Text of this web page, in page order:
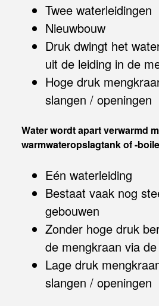
Twee waterleidingen
Nieuwbouw
Druk dwingt het
uit de leiding in de
Hoge druk
slangen / openingen
Water wordt apart verwarmd
warmwateropslagtank of -
Eén waterleiding
Bestaat vaak nog
gebouwen
Zonder hoge druk
de mengkraan via de
Lage druk
slangen / openingen